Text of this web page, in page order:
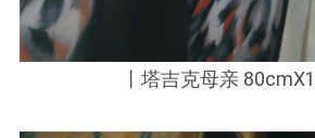
丨塔吉克母亲